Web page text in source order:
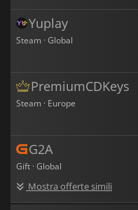
Yuplay
Steam · Global
PremiumCDKeys
Steam · Europe
G2A
Gift · Global
Mostra offerte simili